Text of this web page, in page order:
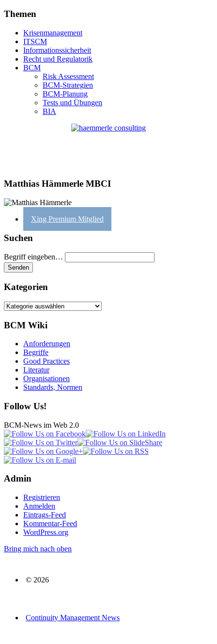
Themen
Krisenmanagement
ITSCM
Informationssicherheit
Recht und Regulatorik
BCM
Risk Assessment
BCM-Strategien
BCM-Planung
Tests und Übungen
BIA
Matthias Hämmerle MBCI
Xing Premium Mitglied
Suchen
Begriff eingeben…
Kategorien
Kategorien
BCM Wiki
Anforderungen
Begriffe
Good Practices
Literatur
Organisationen
Standards, Normen
Follow Us!
BCM-News im Web 2.0
Admin
Registrieren
Anmelden
Eintrags-Feed
Kommentar-Feed
WordPress.org
Bring mich nach oben
© 2026
Continuity Management News